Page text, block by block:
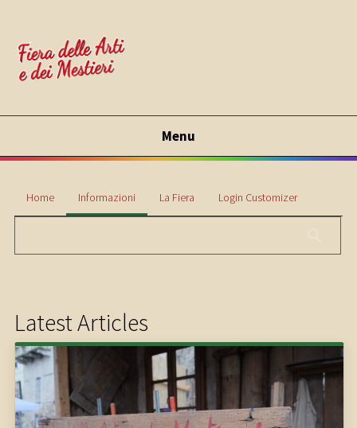
Menu
Home Informazioni La Fiera Login Customizer
Latest Articles